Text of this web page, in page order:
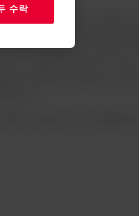
성을 발전시키는 데 앞장서
션을 개발합니다. 업계의 인
수락